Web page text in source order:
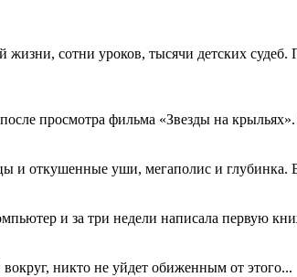
сотни уроков, тысячи детских судеб.
просмотра фильма «Звезды на
и откушенные уши, мегаполис и глубинка.
и за три недели написала первую
никто не уйдет обиженным от этого...